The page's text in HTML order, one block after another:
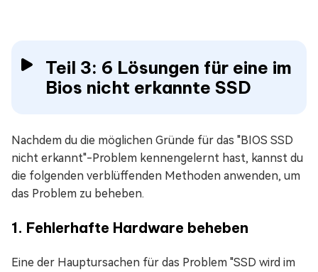
Teil 3: 6 Lösungen für eine im
Bios nicht erkannte SSD
Nachdem du die möglichen Gründe für das "BIOS SSD
nicht erkannt"-Problem kennengelernt hast, kannst du
die folgenden verblüffenden Methoden anwenden, um
das Problem zu beheben.
1. Fehlerhafte Hardware beheben
Eine der Hauptursachen für das Problem "SSD wird im